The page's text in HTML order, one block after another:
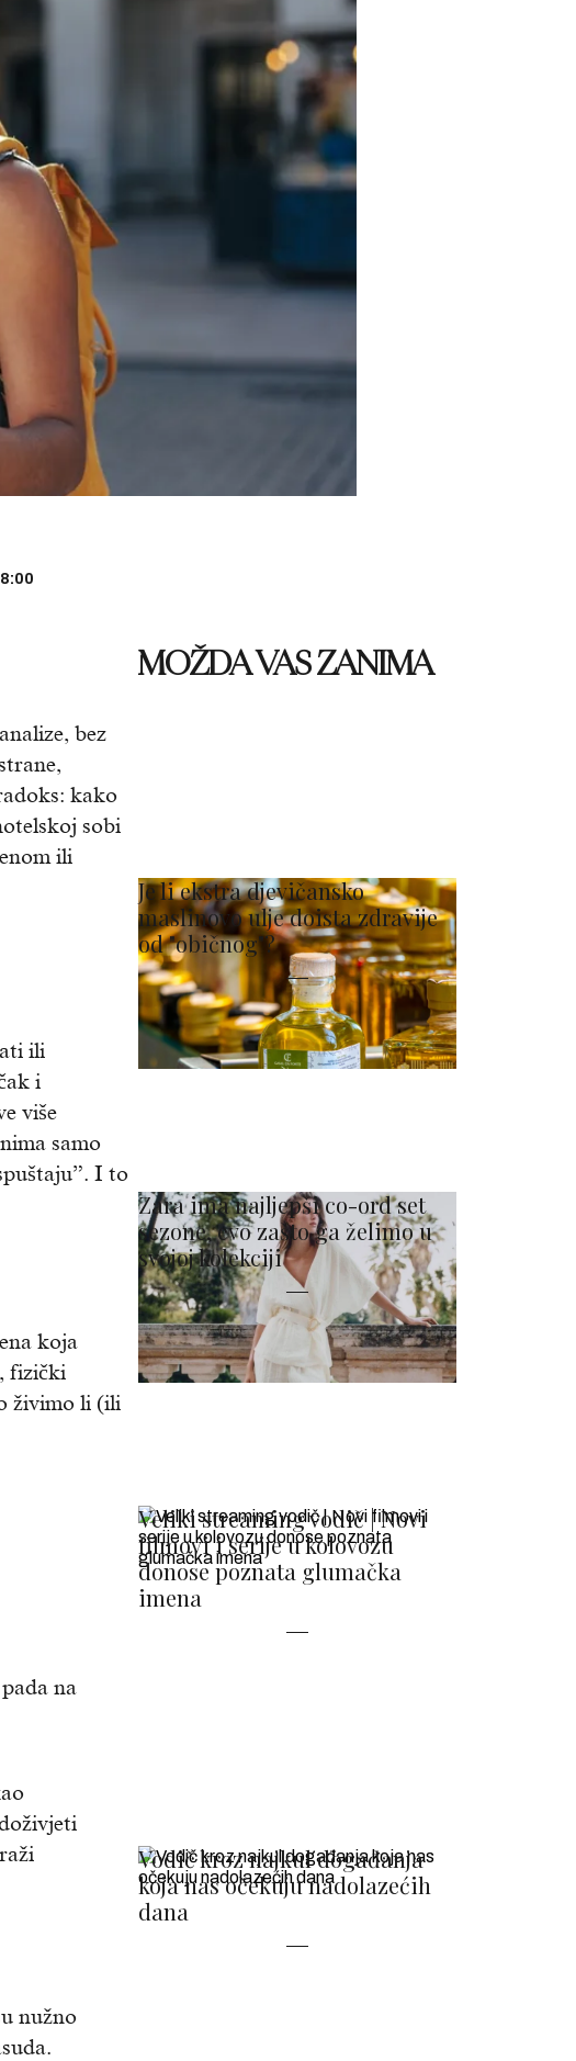
bez
kako
sobi
ili
ili
i
više
samo
I to
koja
fizički
živimo li (ili
na
nužno
MOŽDA VAS ZANIMA
Je li ekstra djevičansko
maslinovo ulje doista zdravije
od "običnog"?
Zara ima najljepši co-ord set
sezone, evo zašto ga želimo u
svojoj kolekciji
Veliki streaming vodič | Novi
filmovi i serije u kolovozu
donose poznata glumačka
imena
Vodič kroz najkul događanja
koja nas očekuju nadolazećih
dana